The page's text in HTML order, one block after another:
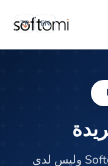
TR EN
قدرات لا تجدونها إلا لدى Softomi وليس لدى